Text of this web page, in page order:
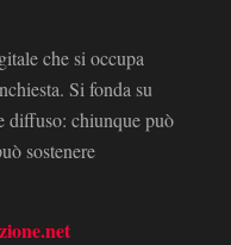
che si occupa
Si fonda su
diffuso: chiunque può
sostenere